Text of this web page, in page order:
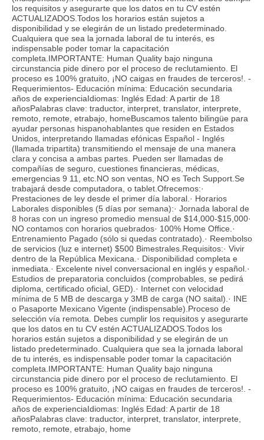
los requisitos y asegurarte que los datos en tu CV estén
ACTUALIZADOS.Todos los horarios están sujetos a
disponibilidad y se elegirán de un listado predeterminado.
Cualquiera que sea la jornada laboral de tu interés, es
indispensable poder tomar la capacitación
completa.IMPORTANTE: Human Quality bajo ninguna
circunstancia pide dinero por el proceso de reclutamiento. El
proceso es 100% gratuito, ¡NO caigas en fraudes de terceros!. -
Requerimientos- Educación mínima: Educación secundaria
años de experienciaIdiomas: Inglés Edad: A partir de 18
añosPalabras clave: traductor, interpret, translator, interprete,
remoto, remote, etrabajo, homeBuscamos talento bilingüe para
ayudar personas hispanohablantes que residen en Estados
Unidos, interpretando llamadas efónicas Español - Inglés
(llamada tripartita) transmitiendo el mensaje de una manera
clara y concisa a ambas partes. Pueden ser llamadas de
compañías de seguro, cuestiones financieras, médicas,
emergencias 9 11, etc.NO son ventas, NO es Tech Support.Se
trabajará desde computadora, o tablet.Ofrecemos:·
Prestaciones de ley desde el primer día laboral.· Horarios
Laborales disponibles (5 días por semana):· Jornada laboral de
8 horas con un ingreso promedio mensual de $14,000-$15,000·
NO contamos con horarios quebrados· 100% Home Office.·
Entrenamiento Pagado (sólo si quedas contratado).· Reembolso
de servicios (luz e internet) $500 Bimestrales.Requisitos:· Vivir
dentro de la República Mexicana.· Disponibilidad completa e
inmediata.· Excelente nivel conversacional en inglés y español.·
Estudios de preparatoria concluidos (comprobables, se pedirá
diploma, certificado oficial, GED).· Internet con velocidad
mínima de 5 MB de descarga y 3MB de carga (NO saital).· INE
o Pasaporte Mexicano Vigente (indispensable).Proceso de
selección vía remota. Debes cumplir los requisitos y asegurarte
que los datos en tu CV estén ACTUALIZADOS.Todos los
horarios están sujetos a disponibilidad y se elegirán de un
listado predeterminado. Cualquiera que sea la jornada laboral
de tu interés, es indispensable poder tomar la capacitación
completa.IMPORTANTE: Human Quality bajo ninguna
circunstancia pide dinero por el proceso de reclutamiento. El
proceso es 100% gratuito, ¡NO caigas en fraudes de terceros!. -
Requerimientos- Educación mínima: Educación secundaria
años de experienciaIdiomas: Inglés Edad: A partir de 18
añosPalabras clave: traductor, interpret, translator, interprete,
remoto, remote, etrabajo, home